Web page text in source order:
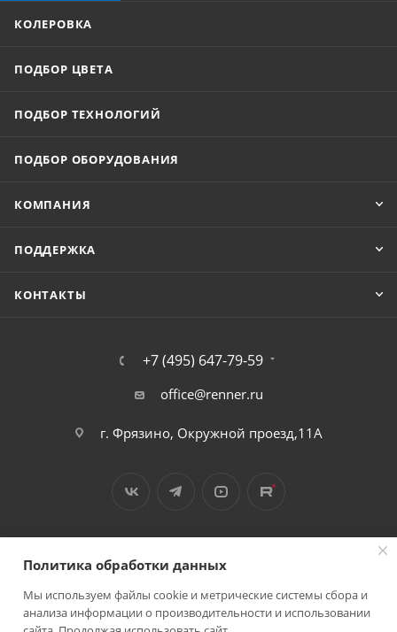
КОЛЕРОВКА
ПОДБОР ЦВЕТА
ПОДБОР ТЕХНОЛОГИЙ
ПОДБОР ОБОРУДОВАНИЯ
КОМПАНИЯ
ПОДДЕРЖКА
КОНТАКТЫ
+7 (495) 647-79-59
office@renner.ru
г. Фрязино, Окружной проезд,11А
2026 © Лига - каталог лакокрасочных покрытий
Политика обработки данных
Мы используем файлы cookie и метрические системы сбора и
анализа информации о производительности и использовании